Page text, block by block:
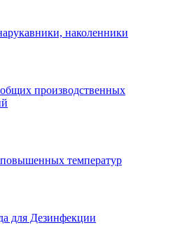
наколенники
производственных
температур
для Дезинфекции